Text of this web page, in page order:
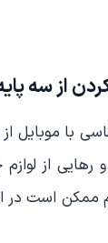
از سه
با موبایل
رهایی از
ممکن است